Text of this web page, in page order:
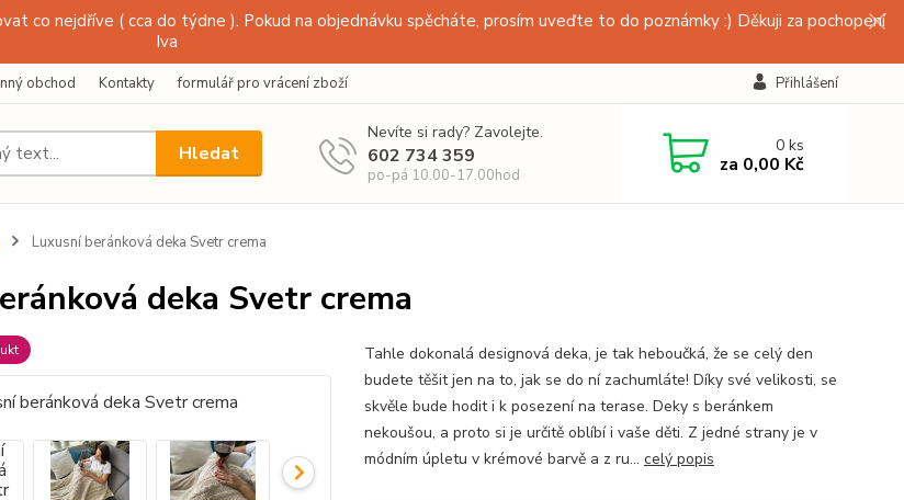
co nejdříve ( cca do týdne ). Pokud na objednávku spěcháte, prosím uveďte to do poznámky :) Děkuji za pochopení
Iva
obchod Kontakty formulář pro vrácení zboží Přihlášení
Hledat
Nevíte si rady? Zavolejte.
602 734 359
po-pá 10.00-17.00hod
0ks
za 0,00 Kč
Luxusní beránková deka Svetr crema
deka Svetr crema
Tahle dokonalá designová deka, je tak heboučká, že se celý den
budete těšit jen na to, jak se do ní zachumláte! Díky své velikosti, se
skvěle bude hodit i k posezení na terase. Deky s beránkem
nekoušou, a proto si je určitě oblíbí i vaše děti. Z jedné strany je v
módním úpletu v krémové barvě a z ru... celý popis